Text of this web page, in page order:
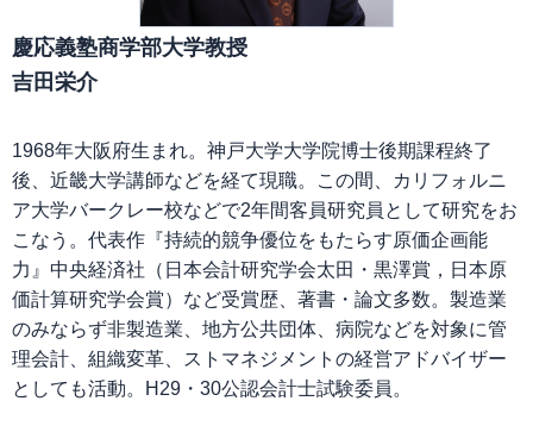
慶応義塾商学部大学教授
吉田栄介
1968年大阪府生まれ。神戸大学大学院博士後期課程終了
後、近畿大学講師などを経て現職。この間、カリフォルニ
ア大学バークレー校などで2年間客員研究員として研究をお
こなう。代表作『持続的競争優位をもたらす原価企画能
力』中央経済社（日本会計研究学会太田・黒澤賞，日本原
価計算研究学会賞）など受賞歴、著書・論文多数。製造業
のみならず非製造業、地方公共団体、病院などを対象に管
理会計、組織変革、ストマネジメントの経営アドバイザー
としても活動。H29・30公認会計士試験委員。